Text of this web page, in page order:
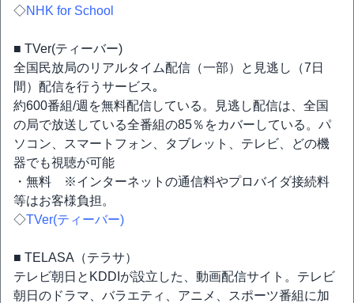
◇NHK for School
■ TVer(ティーバー)
全国民放局のリアルタイム配信（一部）と見逃し（7日
間）配信を行うサービス｡
約600番組/週を無料配信している。見逃し配信は、全国
の局で放送している全番組の85％をカバーしている。パ
ソコン、スマートフォン、タブレット、テレビ、どの機
器でも視聴が可能
・無料 ※インターネットの通信料やプロバイダ接続料
等はお客様負担。
◇TVer(ティーバー)
■ TELASA（テラサ）
テレビ朝日とKDDIが設立した、動画配信サイト。テレビ
朝日のドラマ、バラエティ、アニメ、スポーツ番組に加